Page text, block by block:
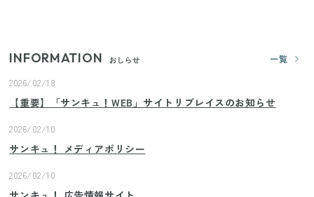
INFORMATION おしらせ
一覧
2026/02/18
【重要】「サンキュ！WEB」サイトリプレイスのお知らせ
2026/02/10
サンキュ！ メディアポリシー
2026/02/10